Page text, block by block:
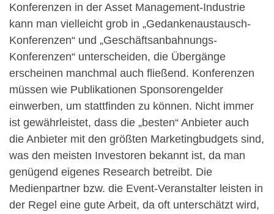
Konferenzen in der Asset Management-Industrie
kann man vielleicht grob in „Gedankenaustausch-
Konferenzen“ und „Geschäftsanbahnungs-
Konferenzen“ unterscheiden, die Übergänge
erscheinen manchmal auch fließend. Konferenzen
müssen wie Publikationen Sponsorengelder
einwerben, um stattfinden zu können. Nicht immer
ist gewährleistet, dass die „besten“ Anbieter auch
die Anbieter mit den größten Marketingbudgets sind,
was den meisten Investoren bekannt ist, da man
genügend eigenes Research betreibt. Die
Medienpartner bzw. die Event-Veranstalter leisten in
der Regel eine gute Arbeit, da oft unterschätzt wird,